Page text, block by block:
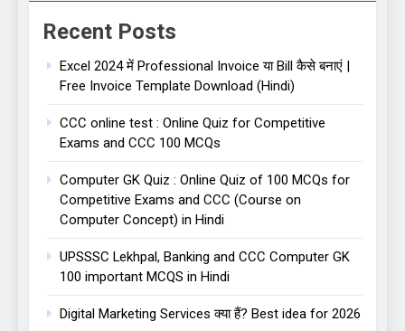
Recent Posts
Excel 2024 में Professional Invoice या Bill कैसे बनाएं |
Free Invoice Template Download (Hindi)
CCC online test : Online Quiz for Competitive
Exams and CCC 100 MCQs
Computer GK Quiz : Online Quiz of 100 MCQs for
Competitive Exams and CCC (Course on
Computer Concept) in Hindi
UPSSSC Lekhpal, Banking and CCC Computer GK
100 important MCQS in Hindi
Digital Marketing Services क्या हैं? Best idea for 2026